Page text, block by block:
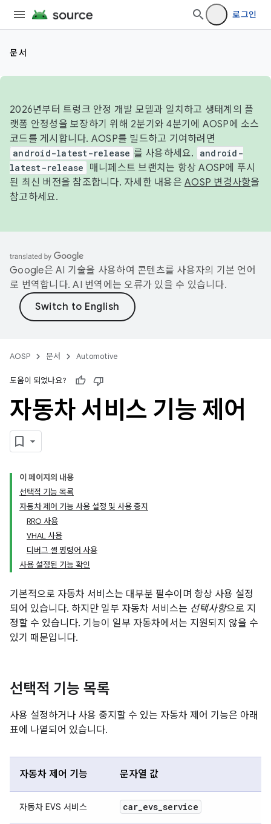
로그인
문서
2026년부터 트렁크 안정 개발 모델과 일치하고 생태계의 플
랫폼 안정성을 보장하기 위해 2분기와 4분기에 AOSP에 소스
코드를 게시합니다. AOSP를 빌드하고 기여하려면
android-latest-release 를 사용하세요.
android-
latest-release
매니페스트 브랜치는 항상 AOSP에 푸시
된 최신 버전을 참조합니다. 자세한 내용은 AOSP 변경사항을
참고하세요.
Google은 AI 기술을 사용하여 콘텐츠를 사용자의 기본 언어
로 번역합니다. AI 번역에는 오류가 있을 수 있습니다.
AOSP 문서 Automotive
도움이 되었나요?
자동차 서비스 기능 제어
이 페이지의 내용
선택적 기능 목록
자동차 제어 기능 사용 설정 및 사용 중지
RRO 사용
VHAL 사용
디버그 셸 명령어 사용
사용 설정된 기능 확인
기본적으로 자동차 서비스는 대부분 필수이며 항상 사용 설정
되어 있습니다. 하지만 일부 자동차 서비스는 선택사항으로 지
정할 수 있습니다. 기능이 일부 자동차에서는 지원되지 않을 수
있기 때문입니다.
선택적 기능 목록
사용 설정하거나 사용 중지할 수 있는 자동차 제어 기능은 아래
표에 나열되어 있습니다.
자동차 제어 기능 문자열 값
자동차 EVS 서비스 car_evs_service